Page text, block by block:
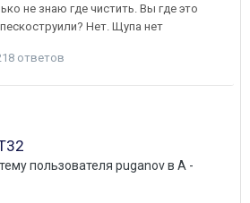
не знаю где чистить. Вы где это
Нет. Щупа нет
ответов
пользователя puganovв A -